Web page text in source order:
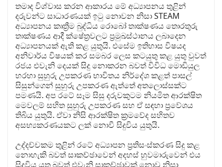
තමාද විශ්වාස කරන ආකාරය මේ අධ්‍යාපනය තුළින්
දරුවන්ට සාධාරණයක් ඉටු නොවන නිසා STEAM
අධ්‍යාපනය කෘත්‍රීම බුද්ධිය රොබෝ තාක්ෂණය තොරතුරු
තාක්ෂණය ආදී ක්ෂේත්‍රවලට ප්‍රමුඛස්ථානය ලබාදෙන
අධ්‍යාපනයක් ඇති කළ යුතුයි. එසේම ඉතිහාස විෂයද
අනිවාර්ය විෂයක් කර සමබර ලෙස කටයුතු කළ යුතු වුවත්
රජය එවැනි දෙයක් සිදු නොකරන බවත් විවිධ මොඩියුල
හරහා සුහුරු උපකරණ භාවිතය නිර්දේශ කළත් පාසල්
සිසුන්ගෙන් සුහුරු උපකරණ ඇත්තේ අතලොස්සක්ට
පමණයි. අප රටේ සෑම සිසු දරුවකුටම නියමිත ආරක්ෂිත
මෙවලම් සහිත සුහුරු උපකරණ සහ ඒ සඳහා ප්‍රවේශය
තිබිය යුතුයි. ඒවා නිසි ආරක්ෂිත ක්‍රමවේද සහිතව
අසභ්‍යකරණයකට ලක් නොවී සිදුවිය යුතුයි.
උද්දච්චකම තුළින් රටේ අධ්‍යාපන ප්‍රතිසංස්කරණ සිදු කළ
නොහැකි බවත් සාකච්ඡාවෙන් අදහස් හුවමාරුවෙන් එය
සිදුවිය යුතු බවත් එවැනි සාකච්ඡාවක් නොවූ නිසා